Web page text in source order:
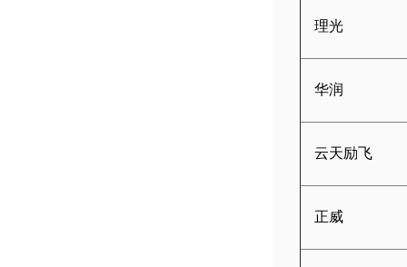
理光
华润
云天励飞
正威